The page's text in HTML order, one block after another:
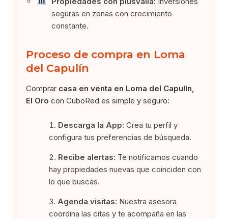
seguras en zonas con crecimiento
constante.
Proceso de compra en Loma
del Capulín
Comprar casa en venta en Loma del Capulín,
El Oro con CuboRed es simple y seguro:
Descarga la App: Crea tu perfil y
configura tus preferencias de búsqueda.
Recibe alertas: Te notificamos cuando
hay propiedades nuevas que coinciden con
lo que buscas.
Agenda visitas: Nuestra asesora
coordina las citas y te acompaña en las